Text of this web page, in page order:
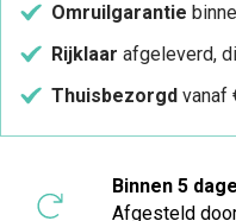
Omruilgarantie
Rijklaar afgeleverd,
Thuisbezorgd vanaf
Binnen 5
Afgesteld